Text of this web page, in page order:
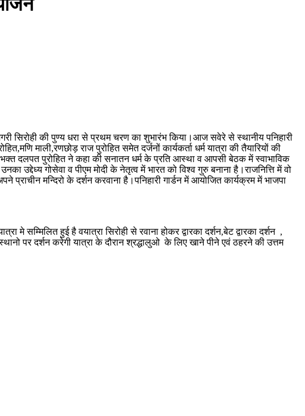
सिरोही की पुण्य धरा से प्रथम चरण का शुभारंभ किया।आज सवेरे से स्थानीय पनिहारी
माली,रणछोड़ राज पुरोहित समेत दर्जनों कार्यकर्ता धर्म यात्रा की तैयारियों की
दलपत पुरोहित ने कहा की सनातन धर्म के प्रति आस्था व आपसी बेठक में स्वाभाविक
उद्देध्य गोसेवा व पीएम मोदी के नेतृत्व में भारत को विश्व गुरु बनाना है।राजनित्ति में वो
मन्दिरो के दर्शन करवाना है।पनिहारी गार्डन में आयोजित कार्यक्रम में भाजपा
सम्मिलित हुई है वयात्रा सिरोही से रवाना होकर द्वारका दर्शन,बेट द्वारका दर्शन ,
पर दर्शन करेगी यात्रा के दौरान श्रद्धालुओ के लिए खाने पीने एवं ठहरने की उत्तम